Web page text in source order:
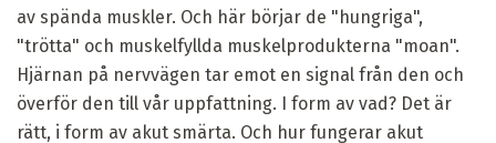
av spända muskler. Och här börjar de "hungriga",
"trötta" och muskelfyllda muskelprodukterna "moan".
Hjärnan på nervvägen tar emot en signal från den och
överför den till vår uppfattning. I form av vad? Det är
rätt, i form av akut smärta. Och hur fungerar akut